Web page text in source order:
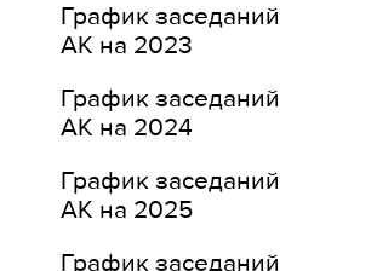
График заседаний
АК на 2023
График заседаний
АК на 2024
График заседаний
АК на 2025
График заседаний